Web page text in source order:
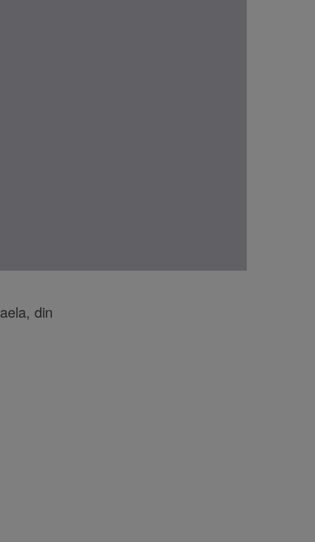
din